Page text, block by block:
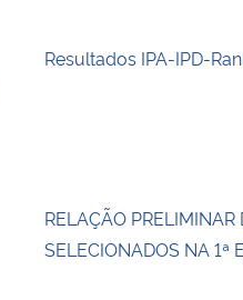
Resultados IPA-IPD-
RELAÇÃO
SELECIONADOS NA 1ª